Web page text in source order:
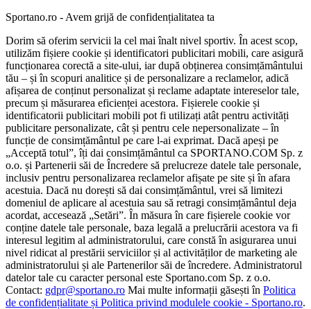
Sportano.ro - Avem grijă de confidențialitatea ta
Dorim să oferim servicii la cel mai înalt nivel sportiv. În acest scop,
utilizăm fișiere cookie și identificatori publicitari mobili, care asigură
funcționarea corectă a site-ului, iar după obținerea consimțământului
tău – și în scopuri analitice și de personalizare a reclamelor, adică
afișarea de conținut personalizat și reclame adaptate intereselor tale,
precum și măsurarea eficienței acestora. Fișierele cookie și
identificatorii publicitari mobili pot fi utilizați atât pentru activități
publicitare personalizate, cât și pentru cele nepersonalizate – în
funcție de consimțământul pe care l-ai exprimat. Dacă apeși pe
„Acceptă totul”, îți dai consimțământul ca SPORTANO.COM Sp. z
o.o. și Partenerii săi de Încredere să prelucreze datele tale personale,
inclusiv pentru personalizarea reclamelor afișate pe site și în afara
acestuia. Dacă nu dorești să dai consimțământul, vrei să limitezi
domeniul de aplicare al acestuia sau să retragi consimțământul deja
acordat, accesează „Setări”. În măsura în care fișierele cookie vor
conține datele tale personale, baza legală a prelucrării acestora va fi
interesul legitim al administratorului, care constă în asigurarea unui
nivel ridicat al prestării serviciilor și al activităților de marketing ale
administratorului și ale Partenerilor săi de încredere. Administratorul
datelor tale cu caracter personal este Sportano.com Sp. z o.o.
Contact: gdpr@sportano.ro Mai multe informații găsești în Politica
de confidențialitate și Politica privind modulele cookie - Sportano.ro.